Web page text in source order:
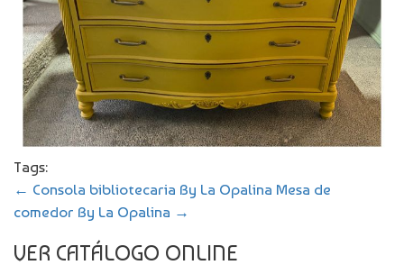
Tags:
← Consola bibliotecaria By La Opalina Mesa de
comedor By La Opalina →
VER CATÁLOGO ONLINE